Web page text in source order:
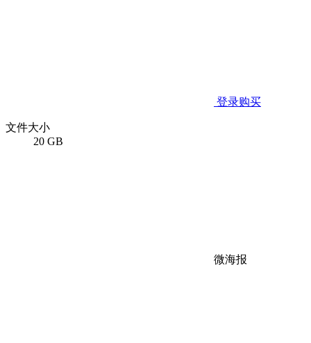
登录购买
文件大小
20 GB
微海报